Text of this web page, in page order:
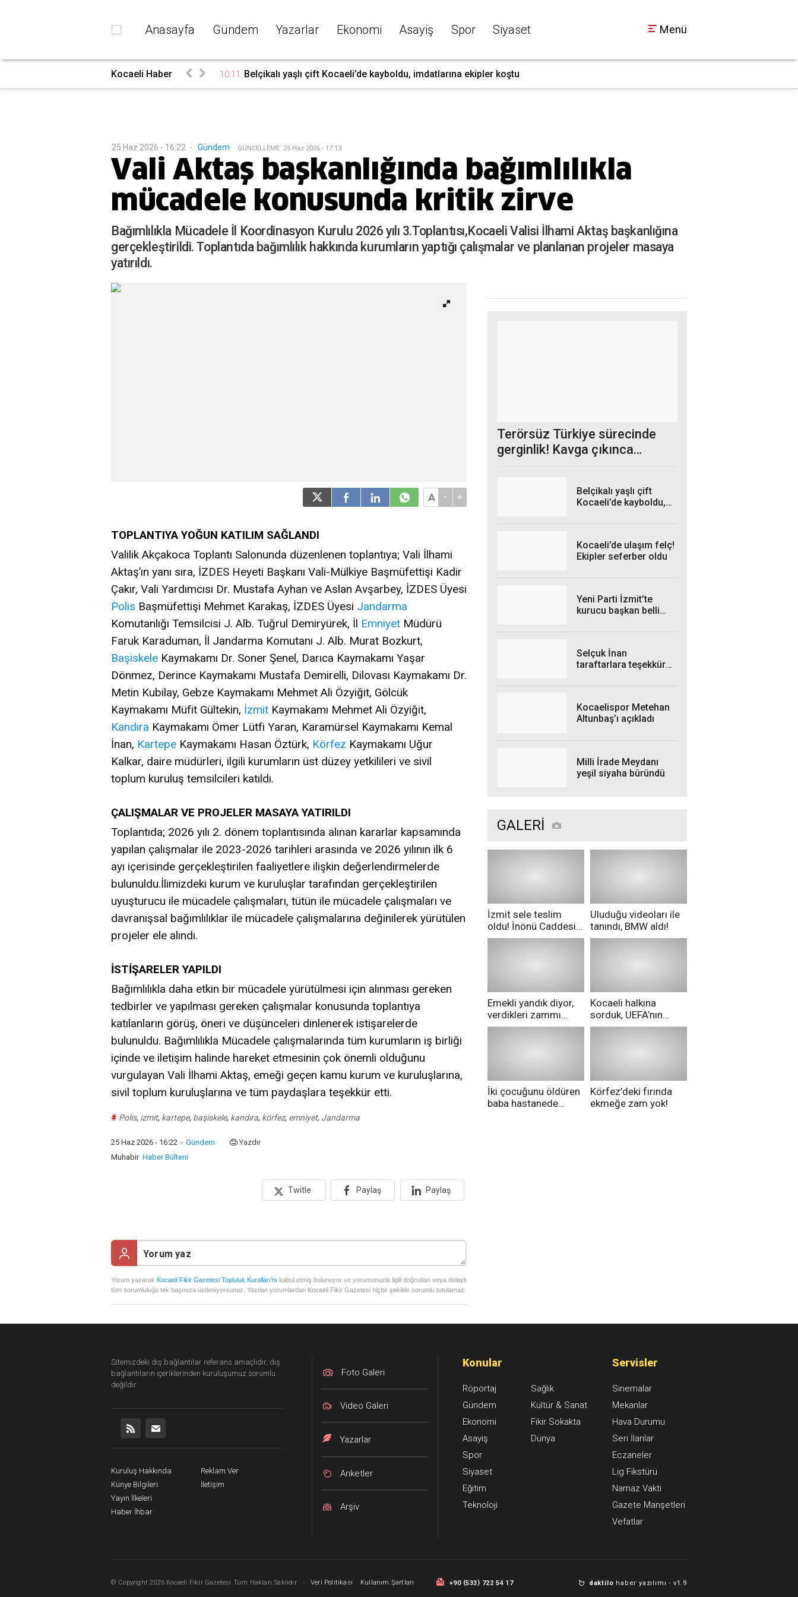
Anasayfa Gündem Yazarlar Ekonomi Asayiş Spor Siyaset Menü
Kocaeli Haber 10:11 Belçikalı yaşlı çift Kocaeli’de kayboldu, imdatlarına ekipler koştu
25 Haz 2026 - 16:22 - Gündem GÜNCELLEME: 25 Haz 2026 - 17:13
Vali Aktaş başkanlığında bağımlılıkla
mücadele konusunda kritik zirve
Bağımlılıkla Mücadele İl Koordinasyon Kurulu 2026 yılı 3.Toplantısı,Kocaeli Valisi İlhami Aktaş başkanlığına
gerçekleştirildi. Toplantıda bağımlılık hakkında kurumların yaptığı çalışmalar ve planlanan projeler masaya
yatırıldı.
- +
TOPLANTIYA YOĞUN KATILIM SAĞLANDI
Valilik Akçakoca Toplantı Salonunda düzenlenen toplantıya; Vali İlhami
Aktaş’ın yanı sıra, İZDES Heyeti Başkanı Vali-Mülkiye Başmüfettişi Kadir
Çakır, Vali Yardımcısı Dr. Mustafa Ayhan ve Aslan Avşarbey, İZDES Üyesi
Polis Başmüfettişi Mehmet Karakaş, İZDES Üyesi Jandarma
Komutanlığı Temsilcisi J. Alb. Tuğrul Demiryürek, İl Emniyet Müdürü
Faruk Karaduman, İl Jandarma Komutanı J. Alb. Murat Bozkurt,
Başiskele Kaymakamı Dr. Soner Şenel, Darıca Kaymakamı Yaşar
Dönmez, Derince Kaymakamı Mustafa Demirelli, Dilovası Kaymakamı Dr.
Metin Kubilay, Gebze Kaymakamı Mehmet Ali Özyiğit, Gölcük
Kaymakamı Müfit Gültekin, İzmit Kaymakamı Mehmet Ali Özyiğit,
Kandıra Kaymakamı Ömer Lütfi Yaran, Karamürsel Kaymakamı Kemal
İnan, Kartepe Kaymakamı Hasan Öztürk, Körfez Kaymakamı Uğur
Kalkar, daire müdürleri, ilgili kurumların üst düzey yetkilileri ve sivil
toplum kuruluş temsilcileri katıldı.
ÇALIŞMALAR VE PROJELER MASAYA YATIRILDI
Toplantıda; 2026 yılı 2. dönem toplantısında alınan kararlar kapsamında
yapılan çalışmalar ile 2023-2026 tarihleri arasında ve 2026 yılının ilk 6
ayı içerisinde gerçekleştirilen faaliyetlere ilişkin değerlendirmelerde
bulunuldu.İlimizdeki kurum ve kuruluşlar tarafından gerçekleştirilen
uyuşturucu ile mücadele çalışmaları, tütün ile mücadele çalışmaları ve
davranışsal bağımlılıklar ile mücadele çalışmalarına değinilerek yürütülen
projeler ele alındı.
İSTİŞARELER YAPILDI
Bağımlılıkla daha etkin bir mücadele yürütülmesi için alınması gereken
tedbirler ve yapılması gereken çalışmalar konusunda toplantıya
katılanların görüş, öneri ve düşünceleri dinlenerek istişarelerde
bulunuldu. Bağımlılıkla Mücadele çalışmalarında tüm kurumların iş birliği
içinde ve iletişim halinde hareket etmesinin çok önemli olduğunu
vurgulayan Vali İlhami Aktaş, emeği geçen kamu kurum ve kuruluşlarına,
sivil toplum kuruluşlarına ve tüm paydaşlara teşekkür etti.
# Polis, izmit, kartepe, başiskele, kandıra, körfez, emniyet, Jandarma
25 Haz 2026 - 16:22 - Gündem
Yazdır
Muhabir Haber Bülteni
Twitle Paylaş Paylaş
Yorum yazarak Kocaeli Fikir Gazetesi Topluluk Kuralları’nı kabul etmiş bulunuyor ve yorumunuzla ilgili doğrudan veya dolaylı
tüm sorumluluğu tek başınıza üstleniyorsunuz. Yazılan yorumlardan Kocaeli Fikir Gazetesi hiçbir şekilde sorumlu tutulamaz.
Terörsüz Türkiye sürecinde
gerginlik! Kavga çıkınca
Belçikalı yaşlı çift
Kocaeli’de kayboldu,
Kocaeli’de ulaşım felç!
Ekipler seferber oldu
Yeni Parti İzmit’te
kurucu başkan belli
Selçuk İnan
taraftarlara teşekkür
Kocaelispor Metehan
Altunbaş’ı açıkladı
Milli İrade Meydanı
yeşil siyaha büründü
GALERİ
İzmit sele teslim
oldu! İnönü Caddesi
göle döndü!
Uluduğu videoları ile
tanındı, BMW aldı!
Emekli yandık diyor,
verdikleri zammı
pazarda geri aldılar!
Kocaeli halkına
sorduk, UEFA’nın
Merih Demiral kararı
İki çocuğunu öldüren
baba hastanede
Körfez’deki fırında
ekmeğe zam yok!
Sitemizdeki dış bağlantılar referans amaçlıdır, dış
bağlantıların içeriklerinden kuruluşumuz sorumlu
değildir.
Kuruluş Hakkında
Künye Bilgileri
Yayın İlkeleri
Haber İhbar
Reklam Ver
İletişim
Foto Galeri
Video Galeri
Yazarlar
Anketler
Arşiv
Konular
Röportaj
Gündem
Ekonomi
Asayiş
Spor
Siyaset
Eğitim
Teknoloji
Sağlık
Kültür & Sanat
Fikir Sokakta
Dünya
Servisler
Sinemalar
Mekanlar
Hava Durumu
Seri İlanlar
Eczaneler
Lig Fikstürü
Namaz Vakti
Gazete Manşetleri
Vefatlar
© Copyright 2026 Kocaeli Fikir Gazetesi Tüm Hakları Saklıdır - Veri Politikası Kullanım Şartları +90 (533) 722 54 17 daktilo haber yazılımı - v1.9